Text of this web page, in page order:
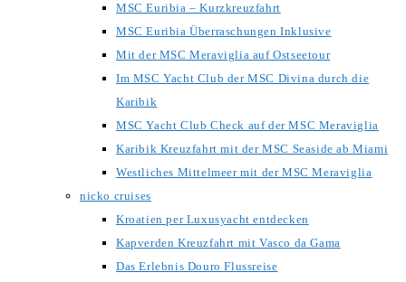
MSC Euribia – Kurzkreuzfahrt
MSC Euribia Überraschungen Inklusive
Mit der MSC Meraviglia auf Ostseetour
Im MSC Yacht Club der MSC Divina durch die
Karibik
MSC Yacht Club Check auf der MSC Meraviglia
Karibik Kreuzfahrt mit der MSC Seaside ab Miami
Westliches Mittelmeer mit der MSC Meraviglia
nicko cruises
Kroatien per Luxusyacht entdecken
Kapverden Kreuzfahrt mit Vasco da Gama
Das Erlebnis Douro Flussreise